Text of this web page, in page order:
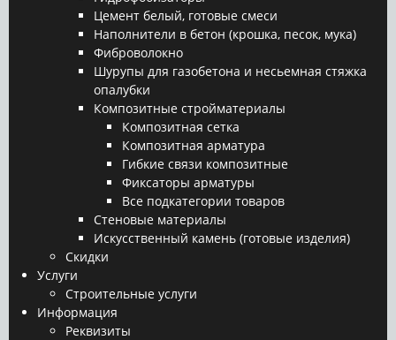
Цемент белый, готовые смеси
Наполнители в бетон (крошка, песок, мука)
Фиброволокно
Шурупы для газобетона и несьемная стяжка
опалубки
Композитные стройматериалы
Композитная сетка
Композитная арматура
Гибкие связи композитные
Фиксаторы арматуры
Все подкатегории товаров
Стеновые материалы
Искусственный камень (готовые изделия)
Скидки
Услуги
Строительные услуги
Информация
Реквизиты